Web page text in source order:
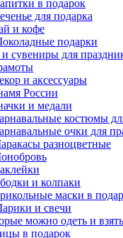
в подарок
для подарка
и кофе
подарки
сувениры для
и аксессуары
России
и медали
костюмы
очки для
разноцветные
и колпаки
маски в
и свечи
можно одеть и
в подарок